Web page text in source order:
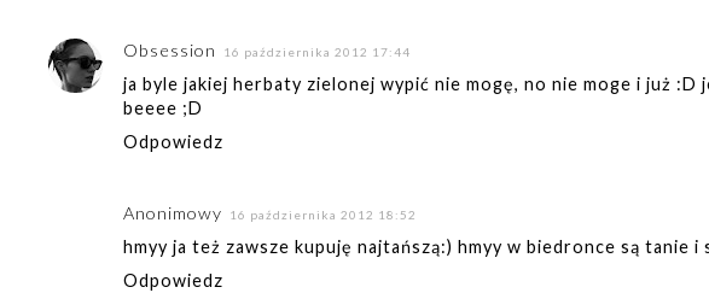
Obsession 16 października 2012 17:44
ja byle jakiej herbaty zielonej wypić nie mogę, no nie moge i już
beeee ;D
Odpowiedz
Anonimowy 16 października 2012 18:52
hmyy ja też zawsze kupuję najtańszą:) hmyy w biedronce są tanie
Odpowiedz